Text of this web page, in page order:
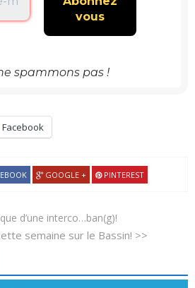
spammons pas !
Facebook
GOOGLE + PINTEREST
d’une interco…ban(g)!
semaine sur le Bassin! >>